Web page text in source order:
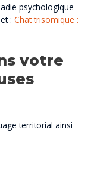
psychologique
: Chat trisomique :
votre
territorial ainsi